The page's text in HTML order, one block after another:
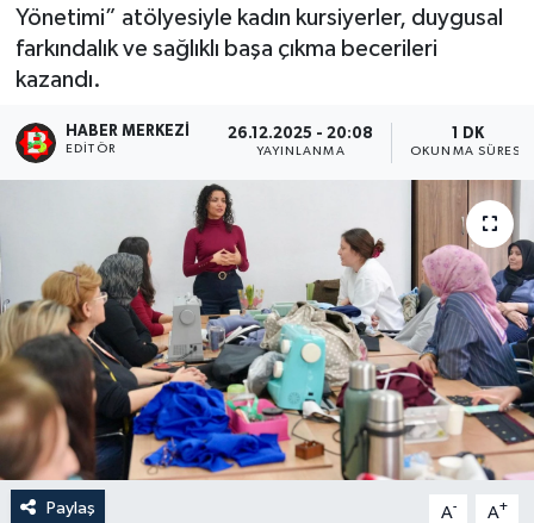
Yönetimi” atölyesiyle kadın kursiyerler, duygusal
farkındalık ve sağlıklı başa çıkma becerileri
kazandı.
HABER MERKEZI
EDITÖR
26.12.2025 - 20:08
YAYINLANMA
1 DK
OKUNMA SÜRESI
Paylaş A- A+